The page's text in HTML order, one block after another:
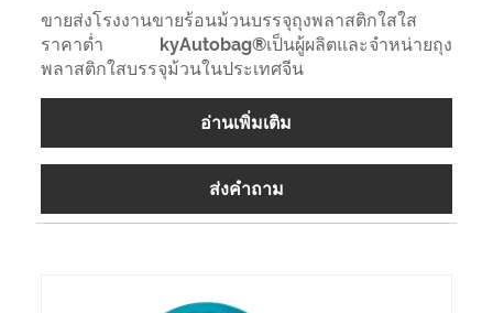
ขายส่งโรงงานขายร้อนม้วนบรรจุถุงพลาสติกใสใส
ราคาต่ำ kyAutobag®เป็นผู้ผลิตและจำหน่ายถุง
พลาสติกใสบรรจุม้วนในประเทศจีน
อ่านเพิ่มเติม
ส่งคำถาม